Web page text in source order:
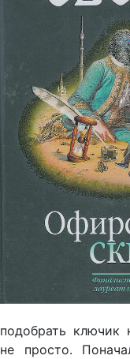
подобрать ключик
не просто.